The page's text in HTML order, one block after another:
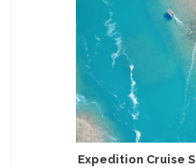
Expedition Cruise